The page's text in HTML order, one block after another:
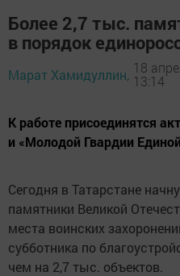
Более 2,7 тыс.
в порядок
Марат Хамидуллин, 18
13:14
К работе присоединятся
и «Молодой Гвардии
Сегодня в Татарстане
памятники Великой
места воинских
субботника по
чем на 2,7 тыс. объектов.